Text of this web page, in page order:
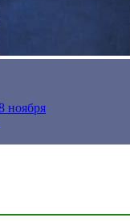
ноября